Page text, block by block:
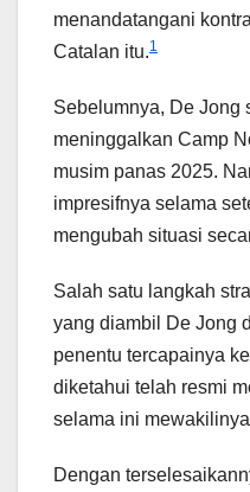
menandatangani
Catalan itu.1
Sebelumnya, De Jong
meninggalkan Camp
musim panas 2025.
impresifnya selama
mengubah situasi
Salah satu langkah
yang diambil De Jong
penentu tercapainya
diketahui telah resmi
selama ini
Dengan